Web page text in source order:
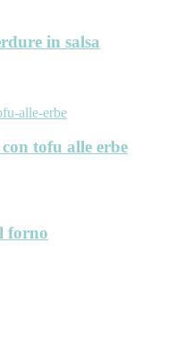
in salsa
tofu alle erbe
forno